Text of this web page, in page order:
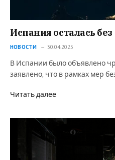
Испания осталась
НОВОСТИ 30.04.2025
В Испании было объявлено
заявлено, что в рамках мер
Читать далее